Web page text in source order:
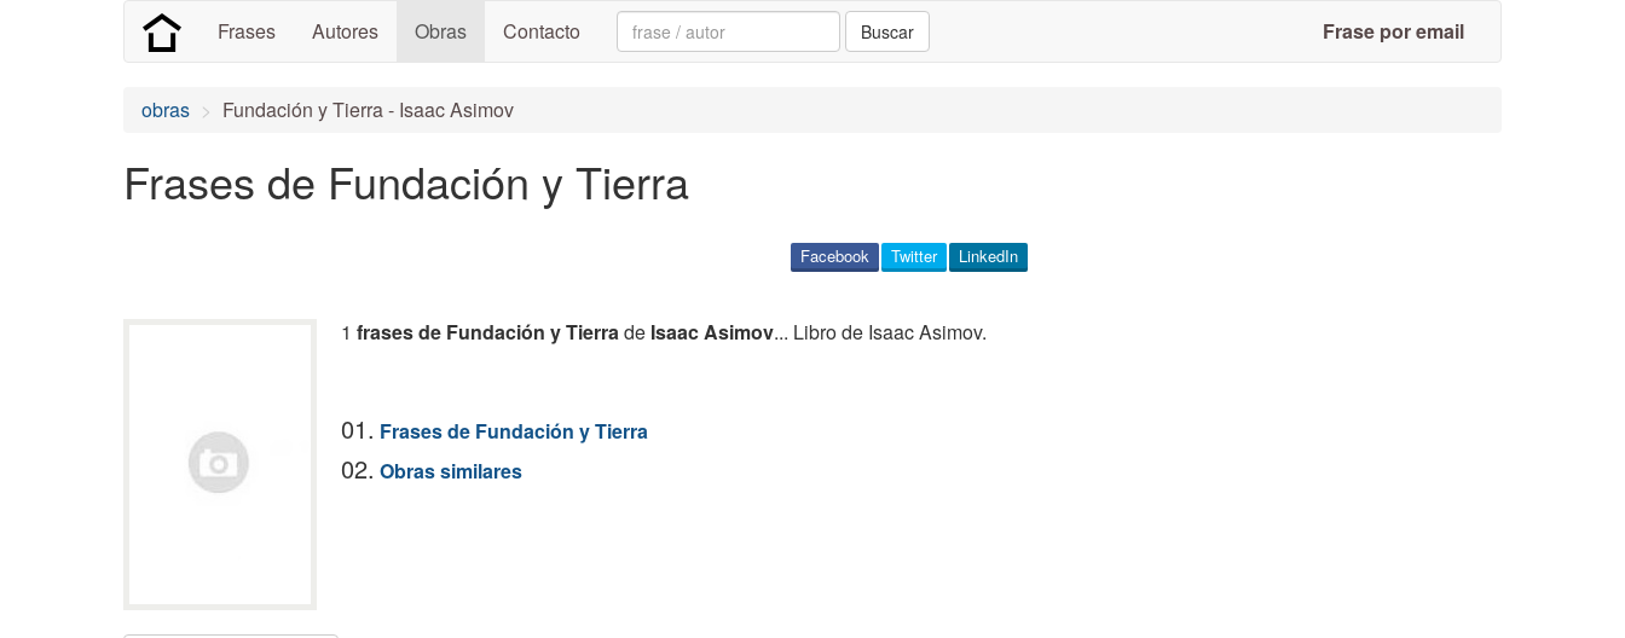
Frases Autores Obras Contacto Search: Buscar Frase por email
obras Fundación y Tierra - Isaac Asimov
Frases de Fundación y Tierra
LinkedIn
Twitter
Facebook
1 frases de Fundación y Tierrade Isaac Asimov... Libro de Isaac Asimov.
01. Frases de Fundación y Tierra
02. Obras similares